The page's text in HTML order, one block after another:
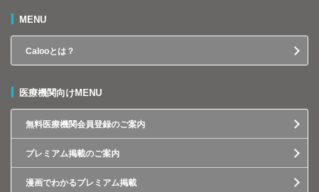
MENU
Calooとは？
医療機関向けMENU
無料医療機関会員登録のご案内
プレミアム掲載のご案内
漫画でわかるプレミアム掲載